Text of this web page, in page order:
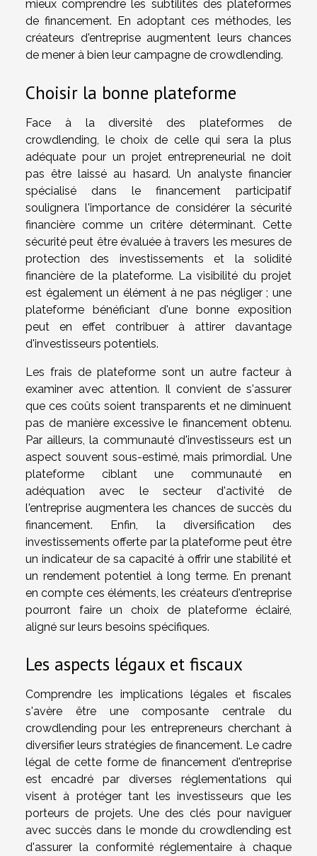
mieux comprendre les subtilités des plateformes
de financement. En adoptant ces méthodes, les
créateurs d'entreprise augmentent leurs chances
de mener à bien leur campagne de crowdlending.
Choisir la bonne plateforme
Face à la diversité des plateformes de
crowdlending, le choix de celle qui sera la plus
adéquate pour un projet entrepreneurial ne doit
pas être laissé au hasard. Un analyste financier
spécialisé dans le financement participatif
soulignera l'importance de considérer la sécurité
financière comme un critère déterminant. Cette
sécurité peut être évaluée à travers les mesures de
protection des investissements et la solidité
financière de la plateforme. La visibilité du projet
est également un élément à ne pas négliger ; une
plateforme bénéficiant d'une bonne exposition
peut en effet contribuer à attirer davantage
d'investisseurs potentiels.
Les frais de plateforme sont un autre facteur à
examiner avec attention. Il convient de s'assurer
que ces coûts soient transparents et ne diminuent
pas de manière excessive le financement obtenu.
Par ailleurs, la communauté d'investisseurs est un
aspect souvent sous-estimé, mais primordial. Une
plateforme ciblant une communauté en
adéquation avec le secteur d'activité de
l'entreprise augmentera les chances de succès du
financement. Enfin, la diversification des
investissements offerte par la plateforme peut être
un indicateur de sa capacité à offrir une stabilité et
un rendement potentiel à long terme. En prenant
en compte ces éléments, les créateurs d'entreprise
pourront faire un choix de plateforme éclairé,
aligné sur leurs besoins spécifiques.
Les aspects légaux et fiscaux
Comprendre les implications légales et fiscales
s'avère être une composante centrale du
crowdlending pour les entrepreneurs cherchant à
diversifier leurs stratégies de financement. Le cadre
légal de cette forme de financement d'entreprise
est encadré par diverses réglementations qui
visent à protéger tant les investisseurs que les
porteurs de projets. Une des clés pour naviguer
avec succès dans le monde du crowdlending est
d'assurer la conformité réglementaire à chaque